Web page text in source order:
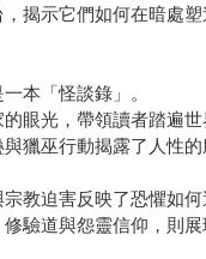
揭示它們如何在暗處塑
本「怪談錄」。
的眼光，帶領讀者踏遍
獵巫行動揭露了人性
教迫害反映了恐懼如何
驗道與怨靈信仰，則